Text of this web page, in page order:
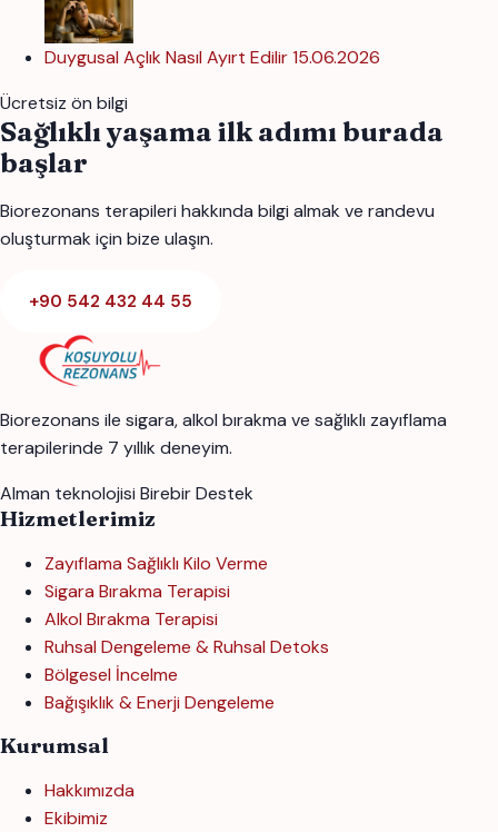
Duygusal Açlık Nasıl Ayırt Edilir15.06.2026
Ücretsiz ön bilgi
Sağlıklı yaşama ilk adımı burada
başlar
Biorezonans terapileri hakkında bilgi almak ve randevu
oluşturmak için bize ulaşın.
+90 542 432 44 55
Biorezonans ile sigara, alkol bırakma ve sağlıklı zayıflama
terapilerinde 7 yıllık deneyim.
Alman teknolojisi Birebir Destek
Hizmetlerimiz
Zayıflama Sağlıklı Kilo Verme
Sigara Bırakma Terapisi
Alkol Bırakma Terapisi
Ruhsal Dengeleme & Ruhsal Detoks
Bölgesel İncelme
Bağışıklık & Enerji Dengeleme
Kurumsal
Hakkımızda
Ekibimiz